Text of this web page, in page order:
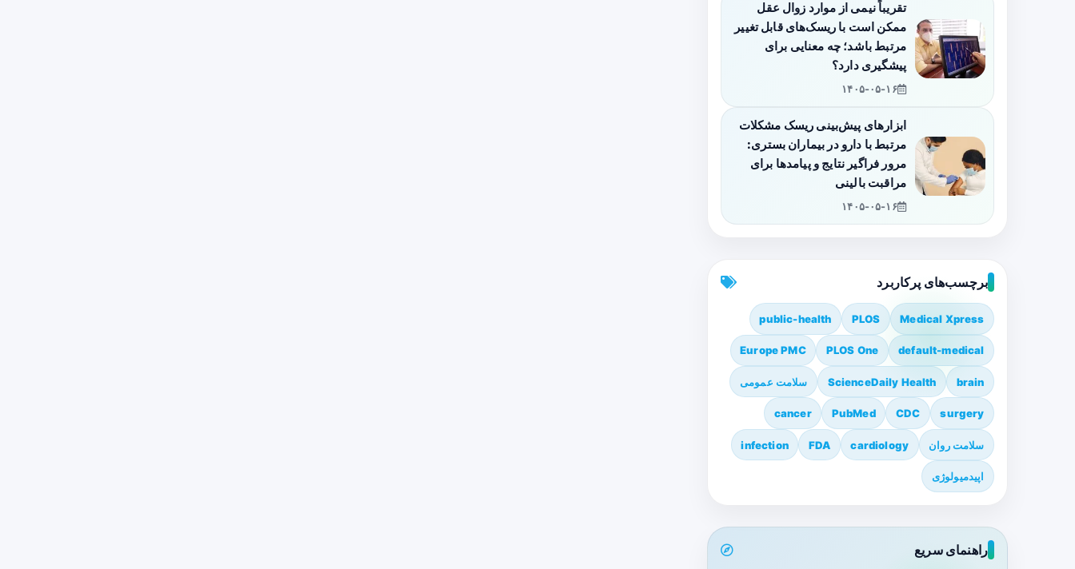
تقریباً نیمی از موارد زوال عقل
ممکن است با ریسک‌های قابل تغییر
مرتبط باشد؛ چه معنایی برای
پیشگیری دارد؟
۱۴۰۵-۰۵-۱۶
ابزارهای پیش‌بینی ریسک مشکلات
مرتبط با دارو در بیماران بستری:
مرور فراگیر نتایج و پیامدها برای
مراقبت بالینی
۱۴۰۵-۰۵-۱۶
برچسب‌های پرکاربرد
Medical Xpress
PLOS
public-health
default-medical
PLOS One
Europe PMC
brain
ScienceDaily Health سلامت عمومی
surgery
CDC
PubMed
cancer
سلامت روان cardiology
FDA
infection
اپیدمیولوژی
راهنمای سریع